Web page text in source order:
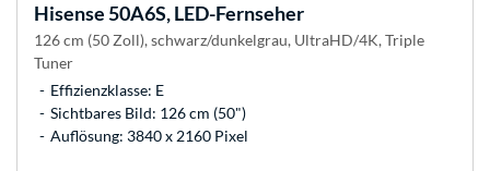
Hisense50A6S, LED-Fernseher
126 cm (50 Zoll), schwarz/dunkelgrau, UltraHD/4K, Triple
Tuner
Effizienzklasse: E
Sichtbares Bild: 126 cm (50")
Auflösung: 3840 x 2160 Pixel